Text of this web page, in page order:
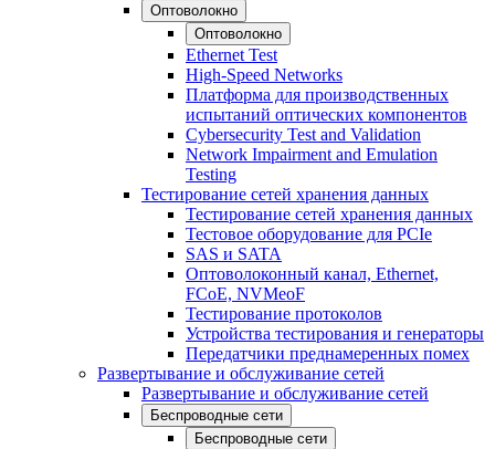
Оптоволокно
Оптоволокно
Ethernet Test
High-Speed Networks
Платформа для производственных
испытаний оптических компонентов
Cybersecurity Test and Validation
Network Impairment and Emulation
Testing
Тестирование сетей хранения данных
Тестирование сетей хранения данных
Тестовое оборудование для PCIe
SAS и SATA
Оптоволоконный канал, Ethernet,
FCoE, NVMeoF
Тестирование протоколов
Устройства тестирования и генераторы
Передатчики преднамеренных помех
Развертывание и обслуживание сетей
Развертывание и обслуживание сетей
Беспроводные сети
Беспроводные сети